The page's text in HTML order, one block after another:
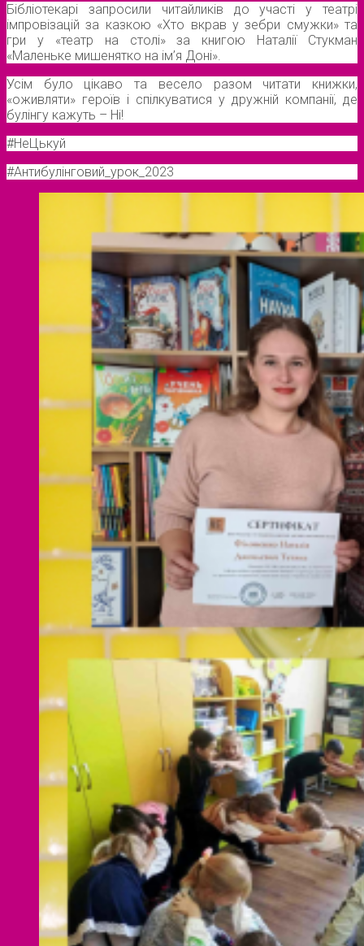
Бібліотекарі запросили читайликів до участі у театрі
імпровізацій за казкою «Хто вкрав у зебри смужки» та
гри у «театр на столі» за книгою Наталії Стукман
«Маленьке мишенятко на ім’я Доні».
Усім було цікаво та весело разом читати книжки,
«оживляти» героїв і спілкуватися у дружній компанії, де
булінгу кажуть – Ні!
#НеЦькуй
#Антибулінговий_урок_2023